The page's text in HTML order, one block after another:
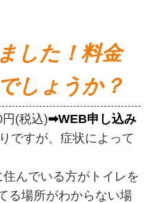
した！料金
しょうか？
(税込)➡WEB申し込み
ですが、症状によって
んでいる方がトイレを
る場所がわからない場